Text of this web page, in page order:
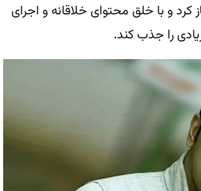
کرد و با خلق محتوای خلاقانه و اجرای
را جذب کند.